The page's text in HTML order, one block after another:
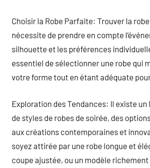
Choisir la Robe Parfaite: Trouver la
nécessite de prendre en compte
silhouette et les préférences
essentiel de sélectionner une robe qui
votre forme tout en étant adéquate
Exploration des Tendances: Il existe un
de styles de robes de soirée, des
aux créations contemporaines et
soyez attirée par une robe longue et
coupe ajustée, ou un modèle